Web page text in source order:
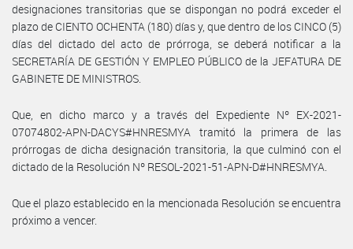
designaciones transitorias que se dispongan no podrá exceder el
plazo de CIENTO OCHENTA (180) días y, que dentro de los CINCO (5)
días del dictado del acto de prórroga, se deberá notificar a la
SECRETARÍA DE GESTIÓN Y EMPLEO PÚBLICO de la JEFATURA DE
GABINETE DE MINISTROS.
Que, en dicho marco y a través del Expediente Nº EX-2021-
07074802-APN-DACYS#HNRESMYA tramitó la primera de las
prórrogas de dicha designación transitoria, la que culminó con el
dictado de la Resolución Nº RESOL-2021-51-APN-D#HNRESMYA.
Que el plazo establecido en la mencionada Resolución se encuentra
próximo a vencer.